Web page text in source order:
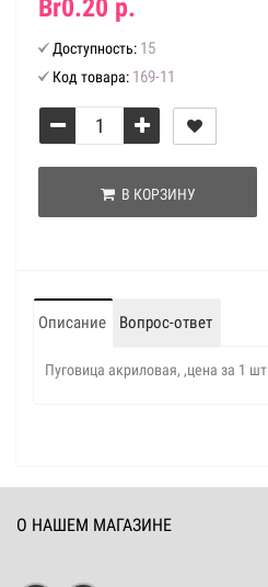
Br0.20 р.
Доступность: 15
Код товара: 169-11
В КОРЗИНУ
Описание Вопрос-ответ
Пуговица акриловая, ,цена за 1 шт
О НАШЕМ МАГАЗИНЕ